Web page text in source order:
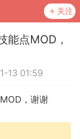
关注
能点MOD，
13 01:59
，谢谢